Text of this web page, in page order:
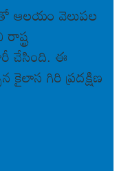
ఆలయం వెలుపల
చేసింది. ఈ
గిరి ప్రదక్షిణ